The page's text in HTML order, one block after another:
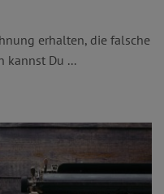
erhalten, die falsche
kannst Du ...